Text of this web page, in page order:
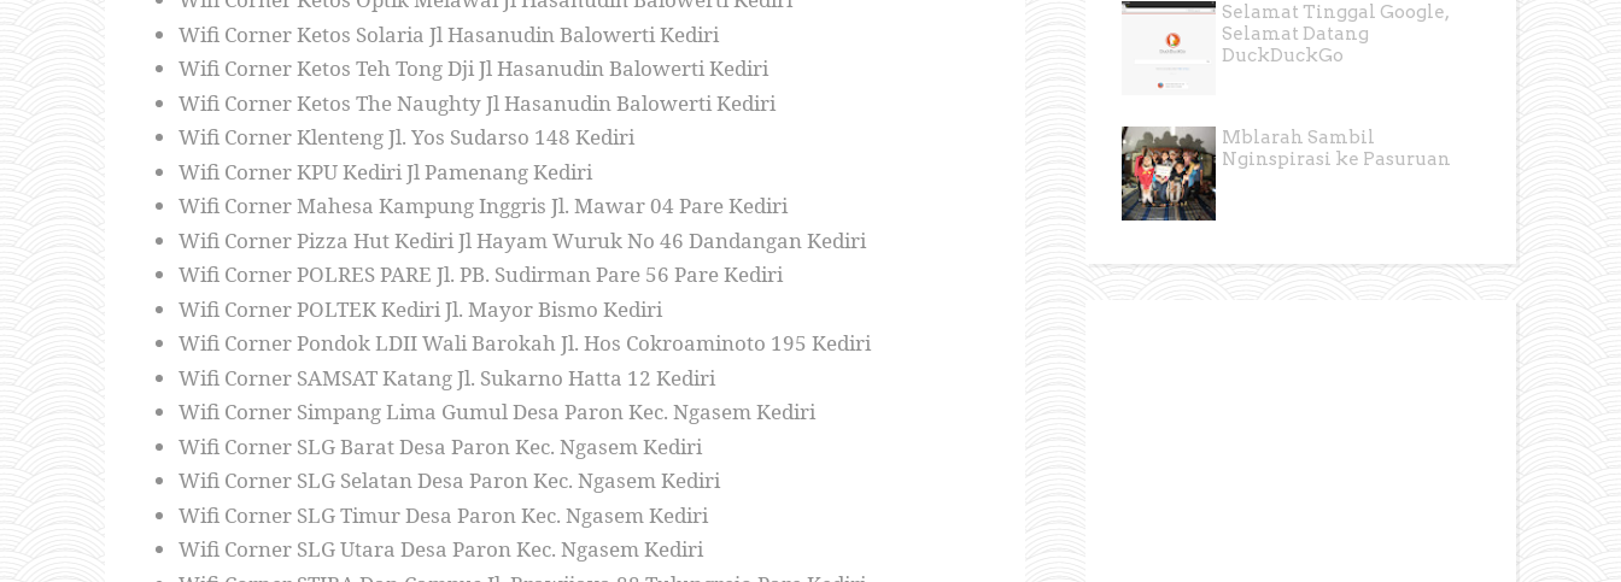
Wifi Corner Ketos Solaria Jl Hasanudin Balowerti Kediri
Wifi Corner Ketos Teh Tong Dji Jl Hasanudin Balowerti Kediri
Wifi Corner Ketos The Naughty Jl Hasanudin Balowerti Kediri
Wifi Corner Klenteng Jl. Yos Sudarso 148 Kediri
Wifi Corner KPU Kediri Jl Pamenang Kediri
Wifi Corner Mahesa Kampung Inggris Jl. Mawar 04 Pare Kediri
Wifi Corner Pizza Hut Kediri Jl Hayam Wuruk No 46 Dandangan Kediri
Wifi Corner POLRES PARE Jl. PB. Sudirman Pare 56 Pare Kediri
Wifi Corner POLTEK Kediri Jl. Mayor Bismo Kediri
Wifi Corner Pondok LDII Wali Barokah Jl. Hos Cokroaminoto 195 Kediri
Wifi Corner SAMSAT Katang Jl. Sukarno Hatta 12 Kediri
Wifi Corner Simpang Lima Gumul Desa Paron Kec. Ngasem Kediri
Wifi Corner SLG Barat Desa Paron Kec. Ngasem Kediri
Wifi Corner SLG Selatan Desa Paron Kec. Ngasem Kediri
Wifi Corner SLG Timur Desa Paron Kec. Ngasem Kediri
Wifi Corner SLG Utara Desa Paron Kec. Ngasem Kediri
Selamat Tinggal Google,
Selamat Datang
DuckDuckGo
Mblarah Sambil
Nginspirasi ke Pasuruan